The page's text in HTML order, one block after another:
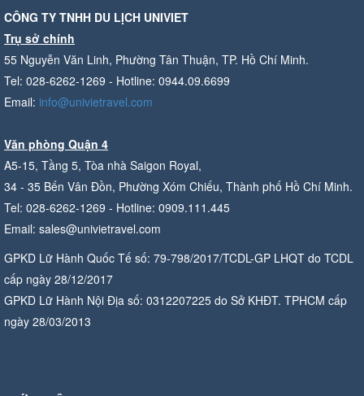
CÔNG TY TNHH DU LỊCH UNIVIET
Trụ sở chính
55 Nguyễn Văn Linh, Phường Tân Thuận, TP. Hồ Chí Minh.
Tel: 028-6262-1269 - Hotline: 0944.09.6699
Email: info@univietravel.com
Văn phòng Quận 4
A5-15, Tầng 5, Tòa nhà Saigon Royal,
34 - 35 Bến Vân Đồn, Phường Xóm Chiếu, Thành phố Hồ Chí Minh.
Tel: 028-6262-1269 - Hotline: 0909.111.445
Email: sales@univietravel.com
GPKD Lữ Hành Quốc Tế số: 79-798/2017/TCDL-GP LHQT do TCDL
cấp ngày 28/12/2017
GPKD Lữ Hành Nội Địa số: 0312207225 do Sở KHĐT. TPHCM cấp
ngày 28/03/2013